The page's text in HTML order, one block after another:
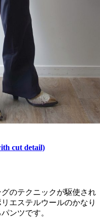
cut detail)
のテクニックが駆使され
エステルウールのかなり
ンツです。